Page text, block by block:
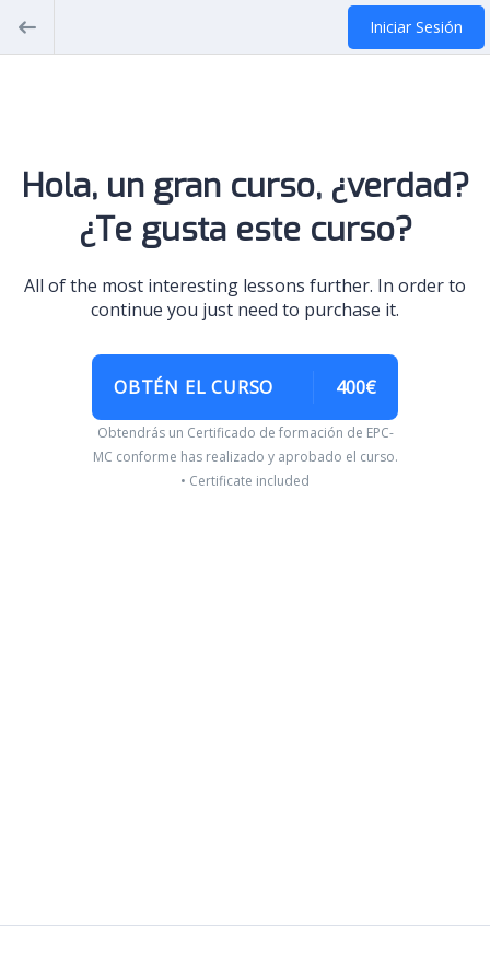
Iniciar Sesión
Hola, un gran curso, ¿verdad?
¿Te gusta este curso?
All of the most interesting lessons further. In order to
continue you just need to purchase it.
OBTÉN EL CURSO 400€
Obtendrás un Certificado de formación de EPC-
MC conforme has realizado y aprobado el curso.
• Certificate included